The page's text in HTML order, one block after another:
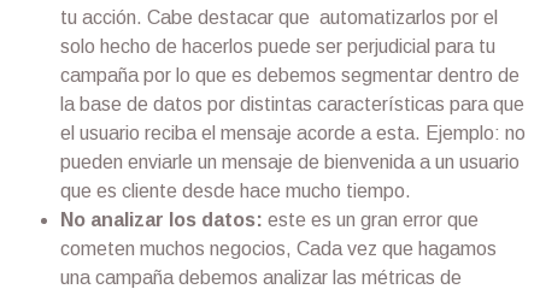
tu acción. Cabe destacar que automatizarlos por el
solo hecho de hacerlos puede ser perjudicial para tu
campaña por lo que es debemos segmentar dentro de
la base de datos por distintas características para que
el usuario reciba el mensaje acorde a esta. Ejemplo: no
pueden enviarle un mensaje de bienvenida a un usuario
que es cliente desde hace mucho tiempo.
No analizar los datos: este es un gran error que
cometen muchos negocios, Cada vez que hagamos
una campaña debemos analizar las métricas de